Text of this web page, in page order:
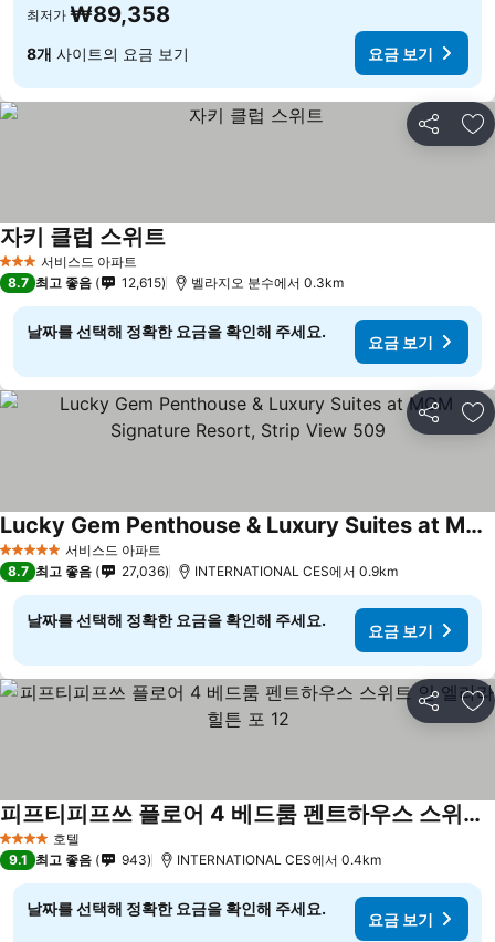
최저가 ₩89,358
8개 사이트의 요금 보기 요금 보기
공유 즐
3 성급 서비스드 아파트
자키 클럽 스위트요금 보기
8.7 최고 좋음 12,615 벨라지오 분수에서 0.3km
날짜를 선택해 정확한 요금을 확인해 주세요.
요금 보기
공유 즐
5 성급 서비스드 아파트
Lucky Gem Penthouse & Luxury Suites at MGM Signature Resort, Strip View 509
요금 보기
8.7 최고 좋음 27,036 INTERNATIONAL CES에서 0.9km
날짜를 선택해 정확한 요금을 확인해 주세요.
요금 보기
공유 즐
4 성급 호텔
피프티피프쓰 플로어 4 베드룸 펜트하우스 스위트 인 엘라라 힐튼 포 12
요금 보기
9.1 최고 좋음 943 INTERNATIONAL CES에서 0.4km
날짜를 선택해 정확한 요금을 확인해 주세요.
요금 보기